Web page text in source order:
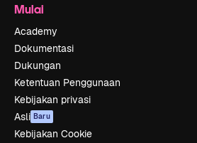
Mulai
Academy
Dokumentasi
Dukungan
Ketentuan Penggunaan
Kebijakan privasi
Asli Baru
Kebijakan Cookie